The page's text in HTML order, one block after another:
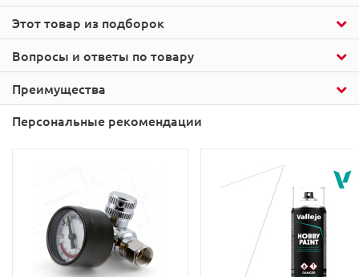
Этот товар из подборок
Вопросы и ответы по товару
Преимущества
Персональные рекомендации